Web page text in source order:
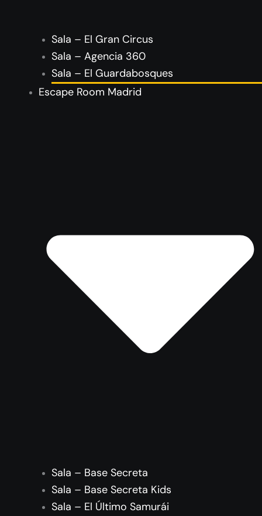
Sala – El Gran Circus
Sala – Agencia 360
Sala – El Guardabosques
Escape Room Madrid
Sala – Base Secreta
Sala – Base Secreta Kids
Sala – El Último Samurái